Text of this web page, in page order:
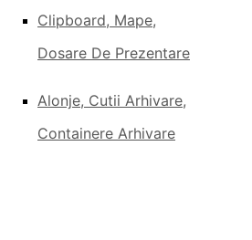
Clipboard, Mape,
Dosare De Prezentare
Alonje, Cutii Arhivare,
Containere Arhivare